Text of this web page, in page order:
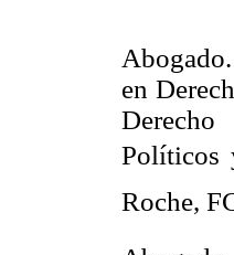
en
Políticos
Roche,